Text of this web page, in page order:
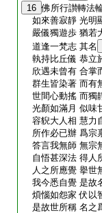
16 佛所行讃轉法
如來善寂靜 光明
嚴儀獨遊歩 猶若
道逢一梵志 其名
執持比丘儀 恭立
欣遇未曾有 合掌
群生皆染著 而有
世間心動搖 而獨
光顏如滿月 似味
容貎大人相 慧力
所作必已辦 爲宗
答言我無師 無宗
自悟甚深法 得人
人之所應覺 擧世
我今悉自覺 是故
煩惱如怨家 伏以
是故世所稱 名之